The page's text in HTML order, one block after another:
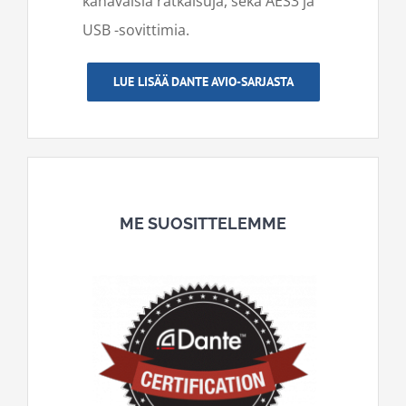
USB -sovittimia.
LUE LISÄÄ DANTE AVIO-SARJASTA
ME SUOSITTELEMME